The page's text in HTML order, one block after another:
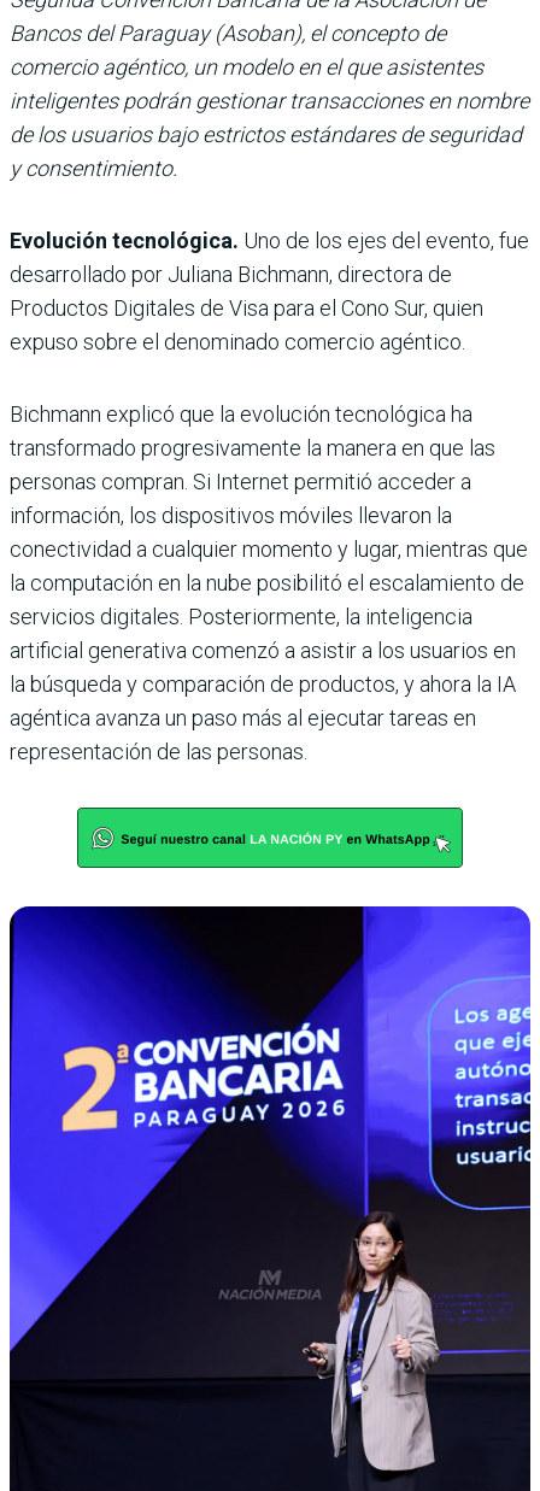
Bancos del Paraguay (Asoban), el concepto de
comercio agéntico, un modelo en el que asistentes
inteligentes podrán gestionar transacciones en nombre
de los usuarios bajo estrictos estándares de seguridad
y consentimiento.
Evolución tecnológica. Uno de los ejes del evento, fue
desarrollado por Juliana Bichmann, directora de
Productos Digitales de Visa para el Cono Sur, quien
expuso sobre el denominado comercio agéntico.
Bichmann explicó que la evolución tecnológica ha
transformado progresivamente la manera en que las
personas compran. Si Internet permitió acceder a
información, los dispositivos móviles llevaron la
conectividad a cualquier momento y lugar, mientras que
la computación en la nube posibilitó el escalamiento de
servicios digitales. Posteriormente, la inteligencia
artificial generativa comenzó a asistir a los usuarios en
la búsqueda y comparación de productos, y ahora la IA
agéntica avanza un paso más al ejecutar tareas en
representación de las personas.